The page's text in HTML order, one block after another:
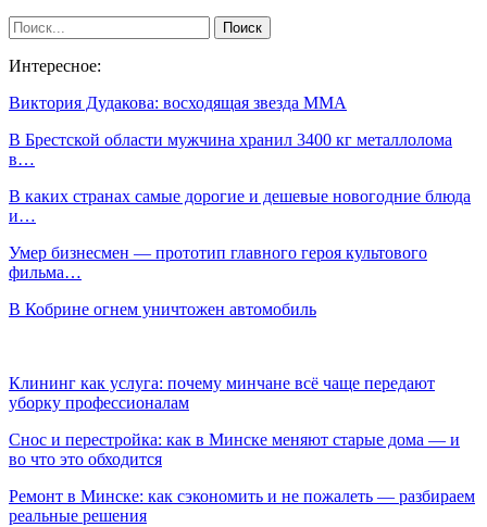
Интересное:
Виктория Дудакова: восходящая звезда ММА
В Брестской области мужчина хранил 3400 кг металлолома
в…
В каких странах самые дорогие и дешевые новогодние блюда
и…
Умер бизнесмен — прототип главного героя культового
фильма…
В Кобрине огнем уничтожен автомобиль
Клининг как услуга: почему минчане всё чаще передают
уборку профессионалам
Снос и перестройка: как в Минске меняют старые дома — и
во что это обходится
Ремонт в Минске: как сэкономить и не пожалеть — разбираем
реальные решения